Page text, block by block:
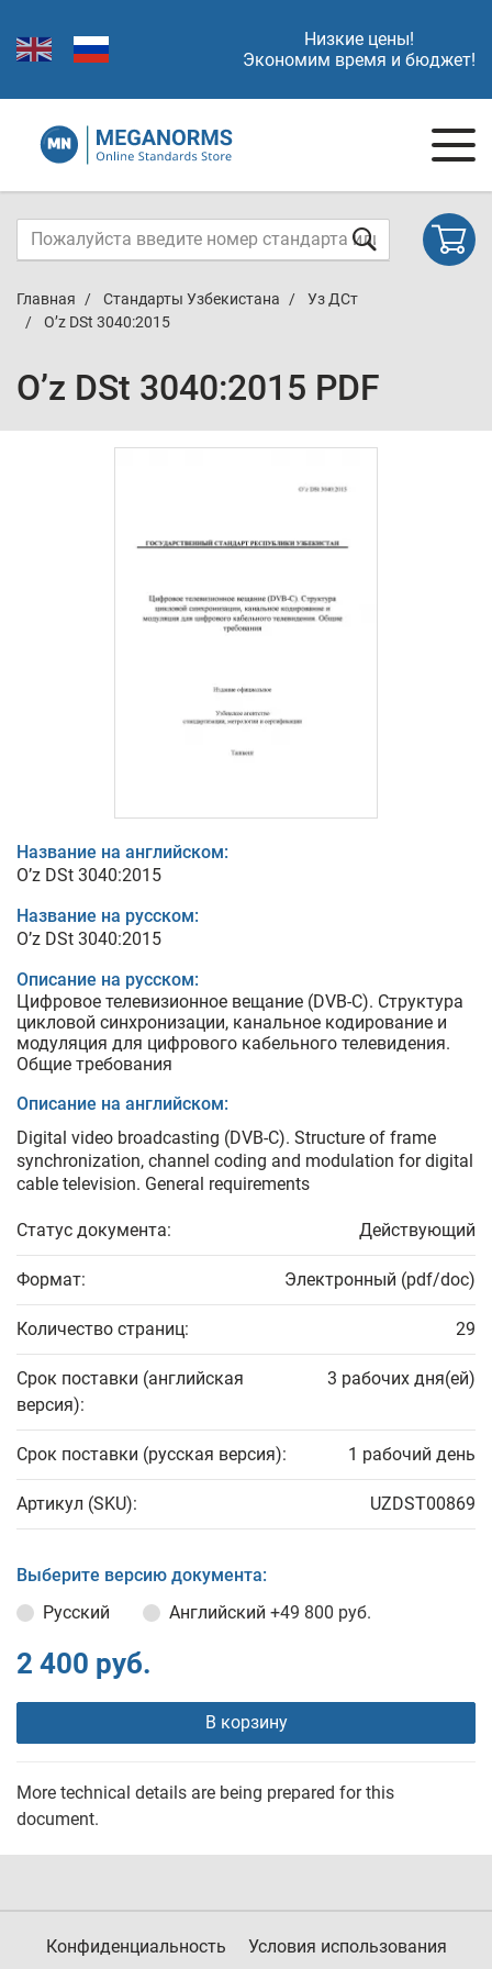
Низкие цены!
Экономим время и бюджет!
Главная Стандарты Узбекистана
Уз ДСт
O’z DSt 3040:2015
O’z DSt 3040:2015 PDF
Название на английском:
O’z DSt 3040:2015
Название на русском:
O’z DSt 3040:2015
Описание на русском:
Цифровое телевизионное вещание (DVВ-С). Структура
цикловой синхронизации, канальное кодирование и
модуляция для цифрового кабельного телевидения.
Общие требования
Описание на английском:
Digital video broadcasting (DVВ-С). Structure of frame
synchronization, channel coding and modulation for digital
cable television. General requirements
Статус документа: Действующий
Формат: Электронный (pdf/doc)
Количество страниц: 29
Срок поставки (английская
версия):
3 рабочих дня(ей)
Срок поставки (русская версия): 1 рабочий день
Артикул (SKU): UZDST00869
Выберите версию документа:
Русский
Английский +49 800 руб.
2 400 руб.
В корзину
More technical details are being prepared for this
document.
Конфиденциальность Условия использования